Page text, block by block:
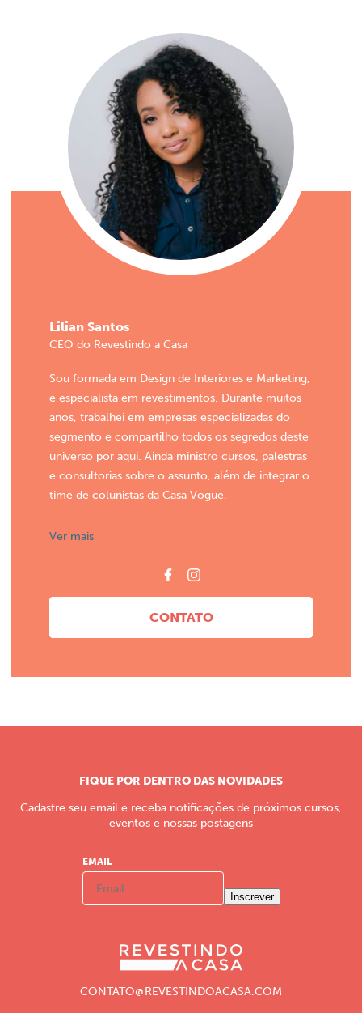
Lilian Santos
CEO do Revestindo a Casa
Sou formada em Design de Interiores e Marketing,
e especialista em revestimentos. Durante muitos
anos, trabalhei em empresas especializadas do
segmento e compartilho todos os segredos deste
universo por aqui. Ainda ministro cursos, palestras
e consultorias sobre o assunto, além de integrar o
time de colunistas da Casa Vogue.
Ver mais
CONTATO
FIQUE POR DENTRO DAS NOVIDADES
Cadastre seu email e receba notificações de próximos cursos,
eventos e nossas postagens
EMAIL
Inscrever
CONTATO@REVESTINDOACASA.COM